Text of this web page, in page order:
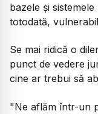
bazele și
totodată,
Se mai ridică o
punct de vedere
cine ar trebui să
"Ne aflăm într-un